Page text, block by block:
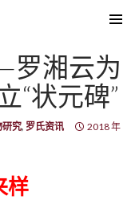
罗湘云为
“状元碑”
研究, 罗氏资讯
2018 年
样